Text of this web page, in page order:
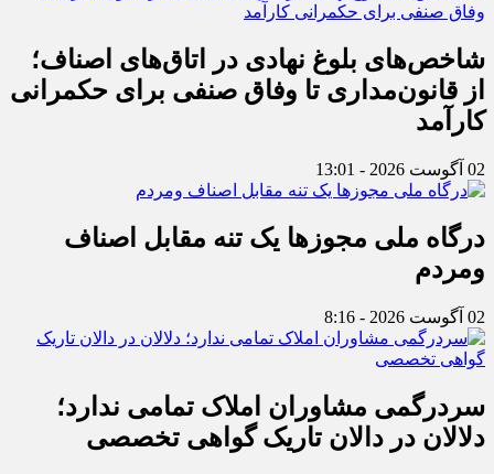
شاخص‌های بلوغ نهادی در اتاق‌های اصناف؛
از قانون‌مداری تا وفاق صنفی برای حکمرانی
کارآمد
02 آگوست 2026 - 13:01
درگاه ملی مجوزها یک تنه مقابل اصناف
ومردم
02 آگوست 2026 - 8:16
سردرگمی مشاوران املاک تمامی ندارد؛
دلالان در دالان تاریک گواهی تخصصی